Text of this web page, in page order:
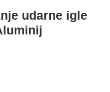
udarne igle